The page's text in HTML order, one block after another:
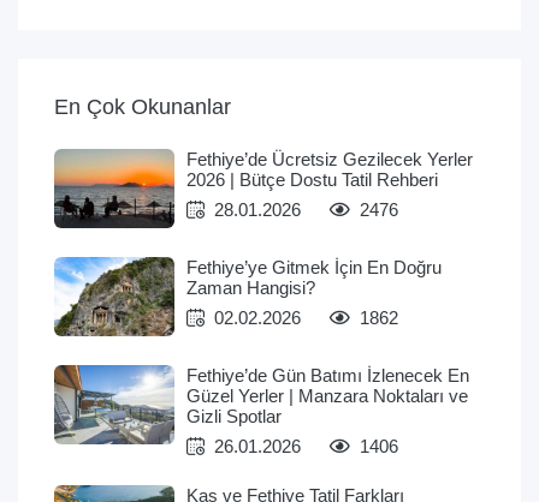
En Çok Okunanlar
Fethiye’de Ücretsiz Gezilecek Yerler
2026 | Bütçe Dostu Tatil Rehberi
28.01.2026
2476
Fethiye’ye Gitmek İçin En Doğru
Zaman Hangisi?
02.02.2026
1862
Fethiye’de Gün Batımı İzlenecek En
Güzel Yerler | Manzara Noktaları ve
Gizli Spotlar
26.01.2026
1406
Kaş ve Fethiye Tatil Farkları